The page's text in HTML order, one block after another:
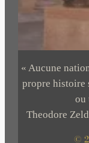
« Aucune
propre histoire
ou
Theodore
©